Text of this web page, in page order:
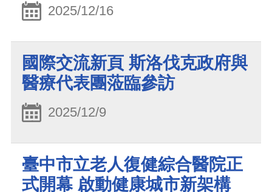
2025/12/16
國際交流新頁 斯洛伐克政府與
醫療代表團蒞臨參訪
2025/12/9
臺中市立老人復健綜合醫院正
式開幕 啟動健康城市新架構